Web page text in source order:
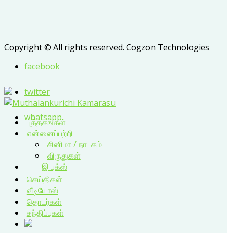
Copyright © All rights reserved. Cogzon Technologies
facebook
twitter
whatsapp
புத்தகங்கள்
என்னைப்பற்றி
சினிமா / நாடகம்
விருதுகள்
இ புக்ஸ்
செய்திகள்
வீடியோஸ்
தொடர்கள்
சந்திப்புகள்